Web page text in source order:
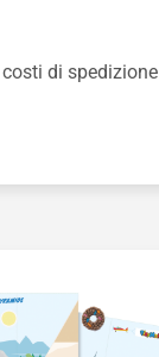
di spedizione